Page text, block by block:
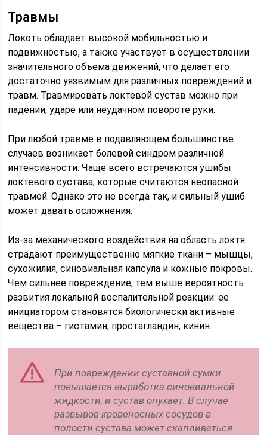
Травмы
Локоть обладает высокой мобильностью и
подвижностью, а также участвует в осуществлении
значительного объема движений, что делает его
достаточно уязвимым для различных повреждений и
травм. Травмировать локтевой сустав можно при
падении, ударе или неудачном повороте руки.
При любой травме в подавляющем большинстве
случаев возникает болевой синдром различной
интенсивности. Чаще всего встречаются ушибы
локтевого сустава, которые считаются неопасной
травмой. Однако это не всегда так, и сильный ушиб
может давать осложнения.
Из-за механического воздействия на область локтя
страдают преимущественно мягкие ткани – мышцы,
сухожилия, синовиальная капсула и кожные покровы.
Чем сильнее повреждение, тем выше вероятность
развития локальной воспалительной реакции: ее
инициатором становятся биологически активные
вещества – гистамин, простагландин, кинин.
При повреждении суставной сумки
повышается выработка синовиальной
жидкости, и сустав опухает. В случае
разрывов кровеносных сосудов в
полости сустава может скапливаться